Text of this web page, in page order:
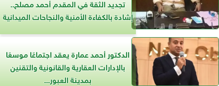
تجديد الثقة في المقدم أحمد مصلح..
إشادة بالكفاءة الأمنية والنجاحات الميدانية
الدكتور أحمد عمارة يعقد اجتماعًا موسعًا
بالإدارات العقارية والقانونية والتقنين
بمدينة العبور...